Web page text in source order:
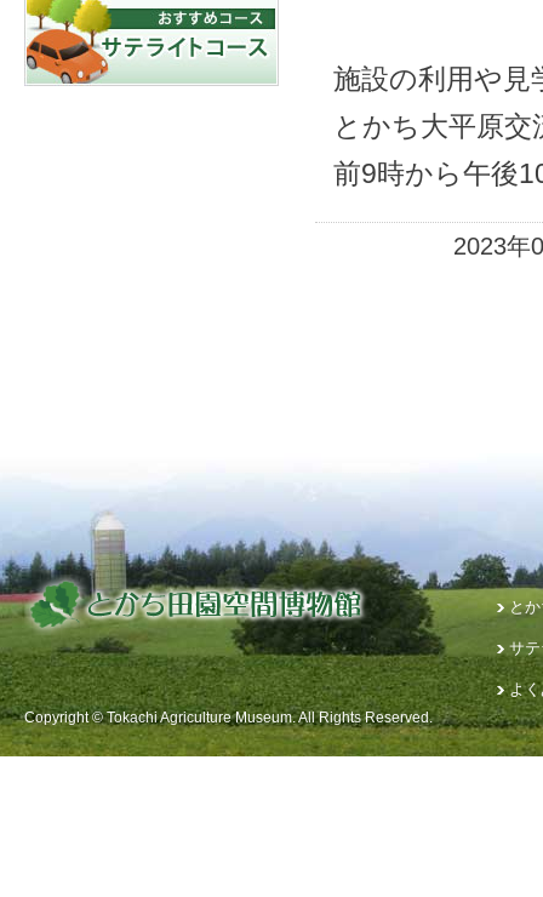
施設の利用や見
とかち大平原
前9時から午後
2023年
と
サ
よ
Copyright © Tokachi Agriculture Museum. All Rights Reserved.